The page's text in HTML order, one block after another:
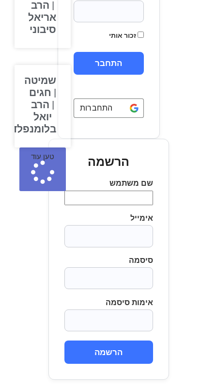
זכור אותי
התחברות באמצעות Google
הרשמה
שם משתמש
אימייל
סיסמה
אימות סיסמה
הרשמה
| הרב
אריאל
סיבוני
שמיטה
| חגים
| הרב
יואל
בלומנפלד
טען עוד